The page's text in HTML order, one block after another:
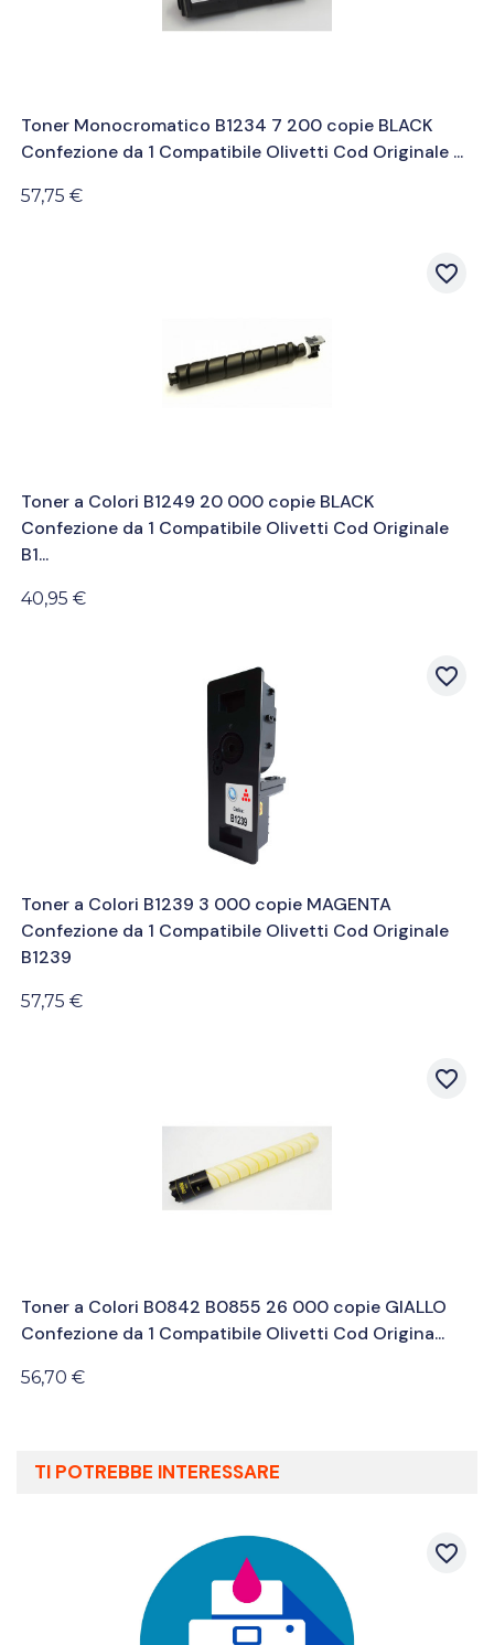
Toner Monocromatico B1234 7 200 copie BLACK
Confezione da 1 Compatibile Olivetti Cod Originale ...
57,75 €
favorite_border
Toner a Colori B1249 20 000 copie BLACK
Confezione da 1 Compatibile Olivetti Cod Originale
B1...
40,95 €
favorite_border
Toner a Colori B1239 3 000 copie MAGENTA
Confezione da 1 Compatibile Olivetti Cod Originale
B1239
57,75 €
favorite_border
Toner a Colori B0842 B0855 26 000 copie GIALLO
Confezione da 1 Compatibile Olivetti Cod Origina...
56,70 €
TI POTREBBE INTERESSARE
favorite_border